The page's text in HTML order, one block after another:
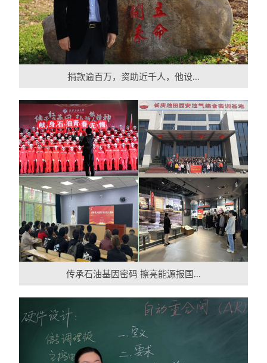
捐款逾百万，资助近千人，他设...
传承石油基因密码 擦亮能源报国...